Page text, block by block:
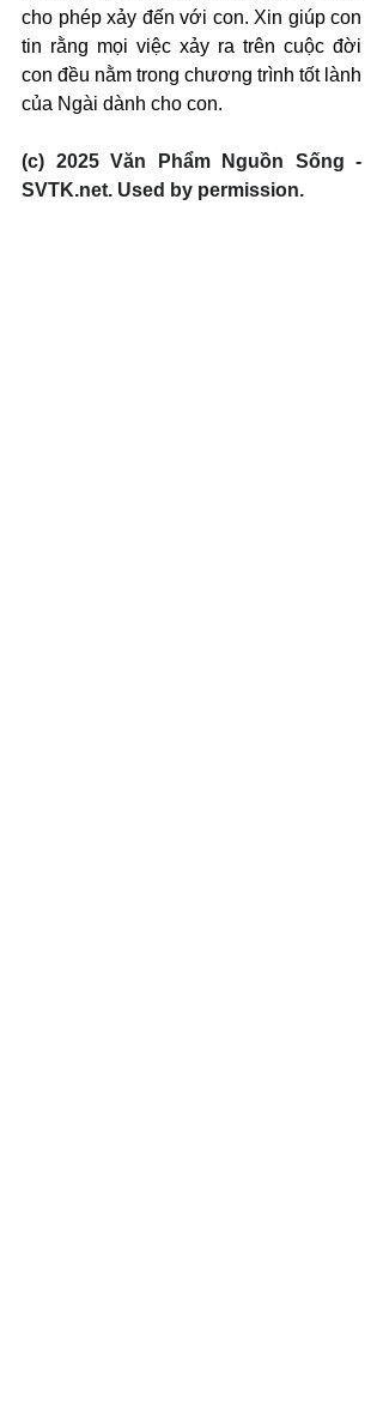
cho phép xảy đến với con. Xin giúp con
tin rằng mọi việc xảy ra trên cuộc đời
con đều nằm trong chương trình tốt lành
của Ngài dành cho con.
(c) 2025 Văn Phẩm Nguồn Sống -
SVTK.net. Used by permission.